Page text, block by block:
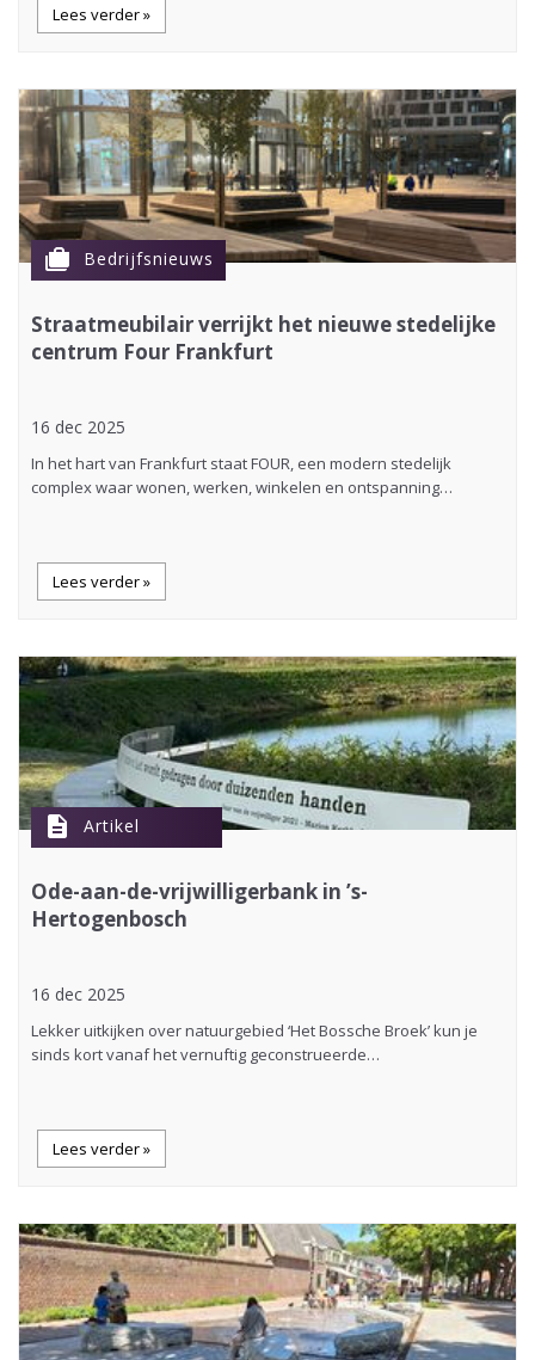
Lees verder »
cases Bedrijfsnieuws
Straatmeubilair verrijkt het nieuwe stedelijke
centrum Four Frankfurt
16 dec 2025
In het hart van Frankfurt staat FOUR, een modern stedelijk
complex waar wonen, werken, winkelen en ontspanning…
Lees verder »
description Artikel
Ode-aan-de-vrijwilligerbank in ’s-
Hertogenbosch
16 dec 2025
Lekker uitkijken over natuurgebied ‘Het Bossche Broek’ kun je
sinds kort vanaf het vernuftig geconstrueerde…
Lees verder »